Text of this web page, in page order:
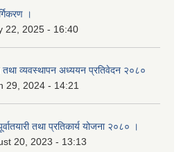
।
22, 2025 - 16:40
व्यवस्थापन अध्ययन प्रतिवेदन २०८०
29, 2024 - 14:21
तथा प्रतिकार्य योजना २०८० ।
20, 2023 - 13:13